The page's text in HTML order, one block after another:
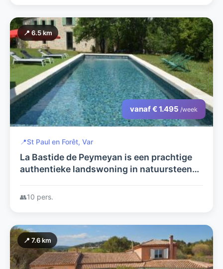
📍 6.5 km
vanaf € 1.495 /week
📍St Paul en Forêt, Var
La Bastide de Peymeyan is een prachtige
authentieke landswoning in natuursteen
👥10 pers.
📍 7.6 km